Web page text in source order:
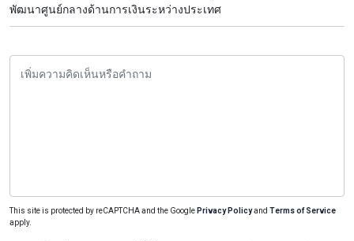
พัฒนาศูนย์กลางด้านการเงินระหว่างประเทศ
This site is protected by reCAPTCHA and the Google Privacy Policyand Terms of Service
apply.